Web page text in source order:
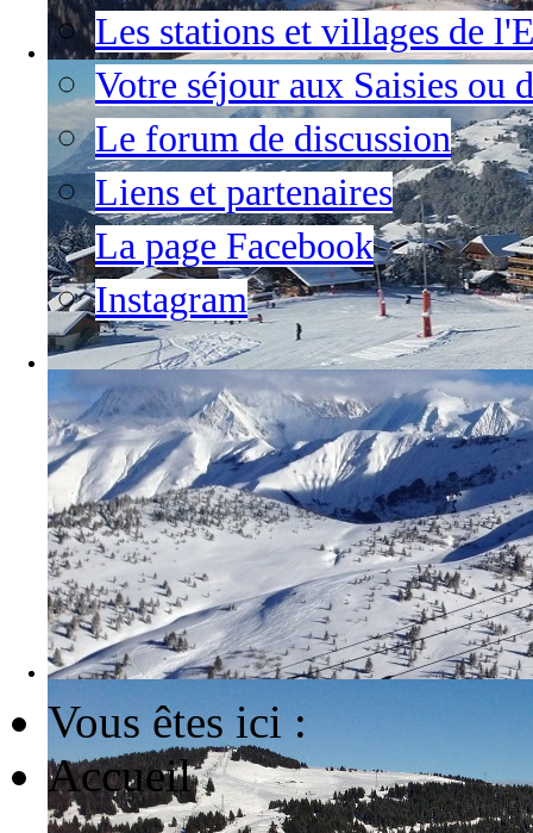
Les stations et villages de
Votre séjour aux Saisies ou
Le forum de discussion
Liens et partenaires
La page Facebook
Instagram
Vous êtes ici :
Accueil